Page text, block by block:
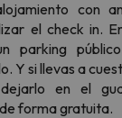
con
el check in.
parking
Y si llevas a
en el
forma gratuita.